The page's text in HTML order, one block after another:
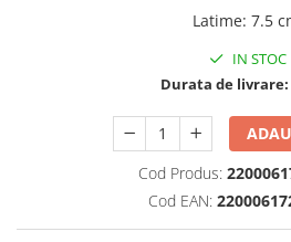
Latime: 7.5
IN STOC
Durata de livrare:
Cod Produs:
Cod EAN: